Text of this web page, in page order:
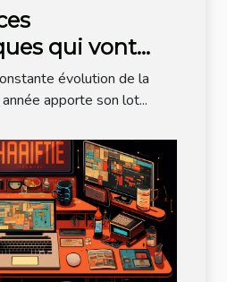
qui vont
à venir
évolution de la
apporte son lot...